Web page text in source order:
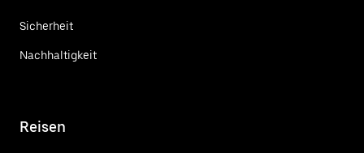
Sicherheit
Nachhaltigkeit
Reisen